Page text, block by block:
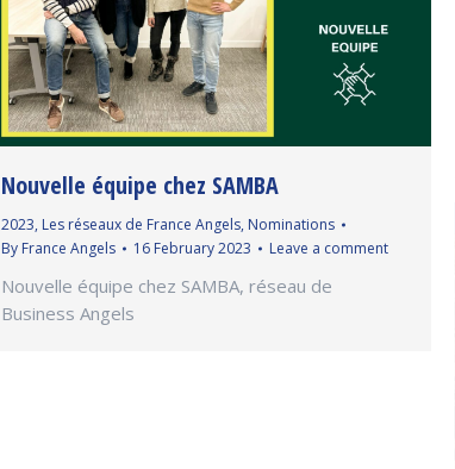
Nouvelle équipe chez SAMBA
2023, Les réseaux de France Angels, Nominations
By France Angels 16 February 2023 Leave a comment
Nouvelle équipe chez SAMBA, réseau de
Business Angels